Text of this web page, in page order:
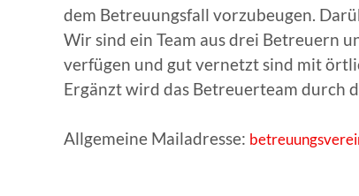
dem Betreuungsfall vorzubeugen.
Wir sind ein Team aus drei Betreuern
verfügen und gut vernetzt sind mit
Ergänzt wird das Betreuerteam durch
Allgemeine Mailadresse: